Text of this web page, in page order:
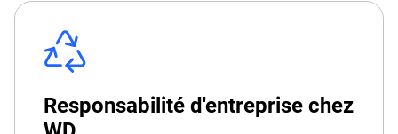
Responsabilité d'entreprise chez